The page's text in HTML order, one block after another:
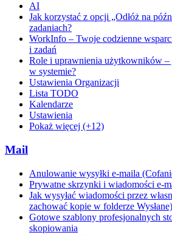
AI
Jak korzystać z opcji „Odłóż na
zadaniach?
WorkInfo – Twoje codzienne
i zadań
Role i uprawnienia użytkowników –
w systemie?
Ustawienia Organizacji
Lista TODO
Kalendarze
Ustawienia
Pokaż więcej (+12)
Mail
Anulowanie wysyłki e-maila
Prywatne skrzynki i wiadomości e-
Jak wysyłać wiadomości przez
zachować kopie w folderze Wysłane)
Gotowe szablony profesjonalnych
skopiowania